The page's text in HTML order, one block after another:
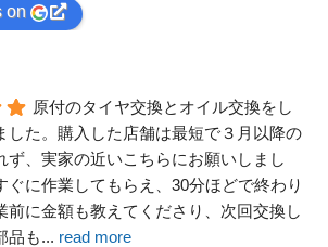
on
原付のタイヤ交換とオイル交換をし
した。購入した店舗は最短で３月以降の
ず、実家の近いこちらにお願いしまし
ぐに作業してもらえ、30分ほどで終わり
前に金額も教えてくださり、次回交換し
品も... read more